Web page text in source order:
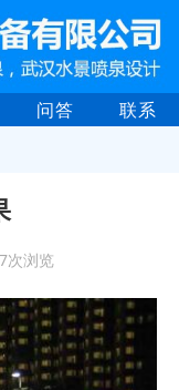
问答 联系
次浏览